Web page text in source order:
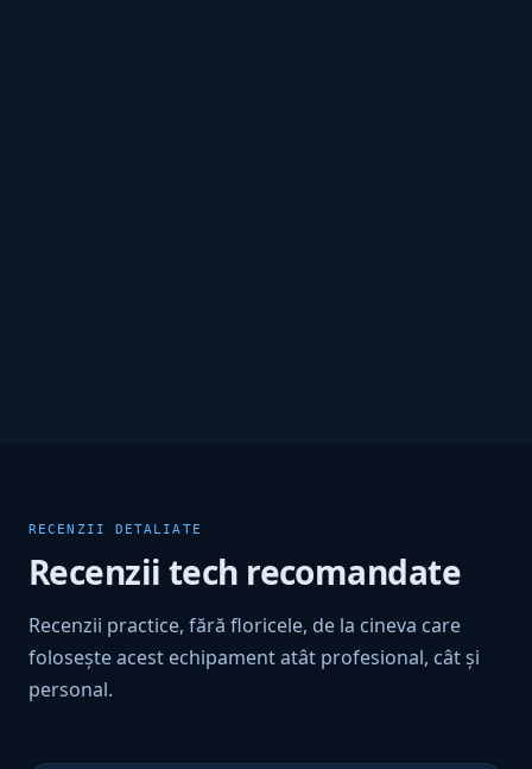
RECENZII DETALIATE
Recenzii tech recomandate
Recenzii practice, fără floricele, de la cineva care
folosește acest echipament atât profesional, cât și
personal.